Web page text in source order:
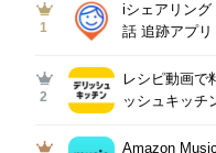
1
iシェアリン
話 追跡アプリ
2
レシピ動画で
ッシュキッチ
Amazon